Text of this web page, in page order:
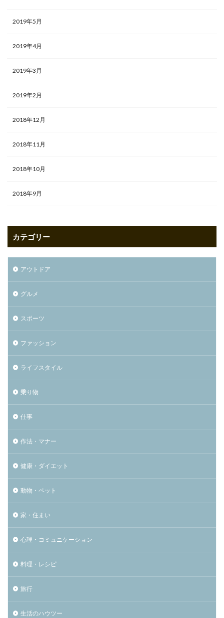
2019年5月
2019年4月
2019年3月
2019年2月
2018年12月
2018年11月
2018年10月
2018年9月
カテゴリー
アウトドア
グルメ
スポーツ
ファッション
ライフスタイル
乗り物
仕事
作法・マナー
健康・ダイエット
動物・ペット
家・住まい
心理・コミュニケーション
料理・レシピ
旅行
生活のハウツー